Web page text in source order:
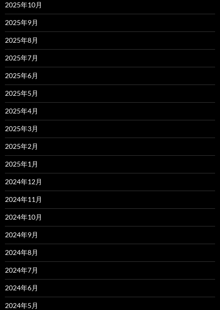
2025年10月
2025年9月
2025年8月
2025年7月
2025年6月
2025年5月
2025年4月
2025年3月
2025年2月
2025年1月
2024年12月
2024年11月
2024年10月
2024年9月
2024年8月
2024年7月
2024年6月
2024年5月